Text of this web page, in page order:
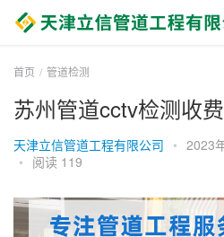
首页 管道检测
苏州管道cctv检测收
天津立信管道工程有限公司 • 2023
• 阅读 119